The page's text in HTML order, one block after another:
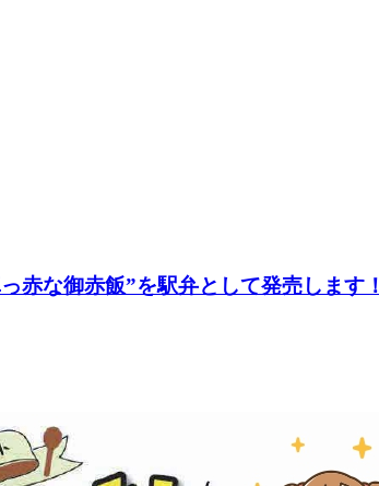
赤な御赤飯”を駅弁として発売します！